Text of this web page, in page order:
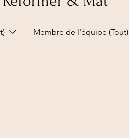
Membre de l'équipe (Tout)